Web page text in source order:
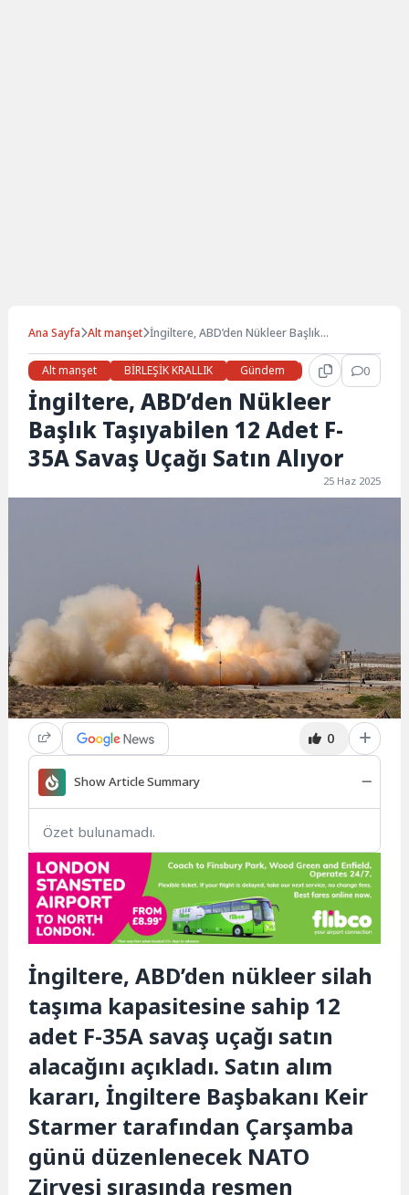
Ana Sayfa Alt manşet İngiltere, ABD’den Nükleer Başlık
Alıyor
Alt manşet BİRLEŞİK KRALLIK Gündem Haberler 0
İngiltere, ABD’den Nükleer
Başlık Taşıyabilen 12 Adet F-
35A Savaş Uçağı Satın Alıyor
25 Haz 2025
0
Show Article Summary
Özet bulunamadı.
İngiltere, ABD’den nükleer silah
taşıma kapasitesine sahip 12
adet F-35A savaş uçağı satın
alacağını açıkladı. Satın alım
kararı, İngiltere Başbakanı Keir
Starmer tarafından Çarşamba
günü düzenlenecek NATO
Zirvesi sırasında resmen